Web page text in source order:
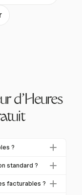
d'Heures
?
le total
5 heures à
standard ?
sont
facturables ?